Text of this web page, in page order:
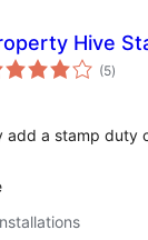
Hive
(5total
ratings
)
add a stamp duty